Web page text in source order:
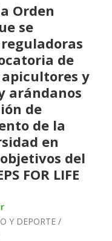
Orden
se
de
y
arándanos
de
de la
en
del
FOR LIFE
Y DEPORTE /